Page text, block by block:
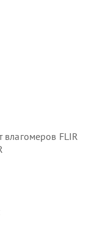
влагомеров FLIR